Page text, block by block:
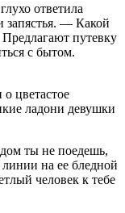
ответила
запястья. — Какой
путевку
с бытом.
цветастое
ладони девушки
ты не поедешь,
на ее бледной
человек к тебе